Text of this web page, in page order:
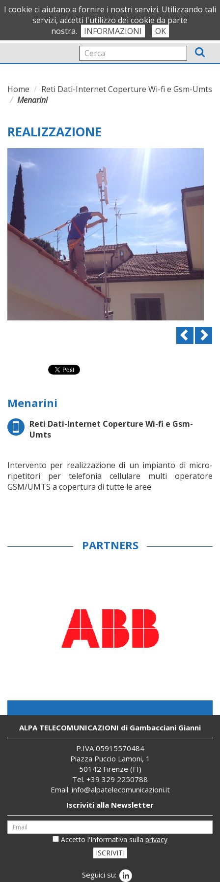
OFFICIAL PARTNER
Home
Reti Dati-Internet Coperture Wi-fi e Gsm-Umts
Menarini
REALIZZAZIONE
Menarini
Reti Dati-Internet Coperture Wi-fi e Gsm-
Umts
Intervento per realizzazione di un impianto di micro-
ripetitori per telefonia cellulare multi operatore
GSM/UMTS a copertura di tutte le aree
PARTNERS
ALPA TELECOMUNICAZIONI di Gambacciani Gianni
P.IVA 05915570484
Piazza Puccio Lamoni, 1
50142 Firenze (FI)
Tel. +39 329 2250788
Email: info@alpatelecomunicazioni.it
Iscriviti alla Newsletter
Accetto l'Informativa sulla privacy
ISCRIVITI
Seguici su:
I cookie ci aiutano a fornire i nostri servizi. Utilizzando tali
servizi, accetti l'utilizzo dei cookie da parte
nostra.
INFORMAZIONI OK